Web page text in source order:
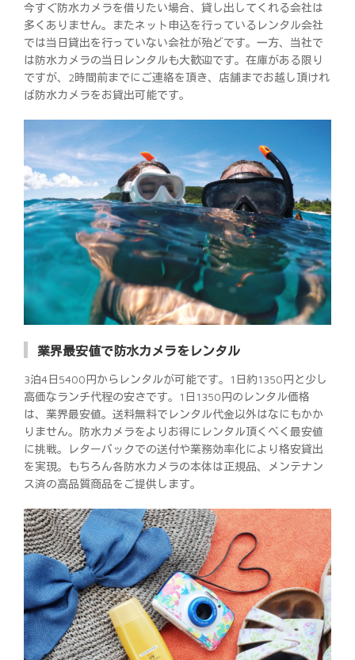
今すぐ防水カメラを借りたい場合、貸し出してくれる会社は
多くありません。またネット申込を行っているレンタル会社
では当日貸出を行っていない会社が殆どです。一方、当社で
は防水カメラの当日レンタルも大歓迎です。在庫がある限り
ですが、2時間前までにご連絡を頂き、店舗までお越し頂けれ
ば防水カメラをお貸出可能です。
業界最安値で防水カメラをレンタル
3泊4日5400円からレンタルが可能です。1日約1350円と少し
高価なランチ代程の安さです。1日1350円のレンタル価格
は、業界最安値。送料無料でレンタル代金以外はなにもかか
りません。防水カメラをよりお得にレンタル頂くべく最安値
に挑戦。レターパックでの送付や業務効率化により格安貸出
を実現。もちろん各防水カメラの本体は正規品、メンテナン
ス済の高品質商品をご提供します。